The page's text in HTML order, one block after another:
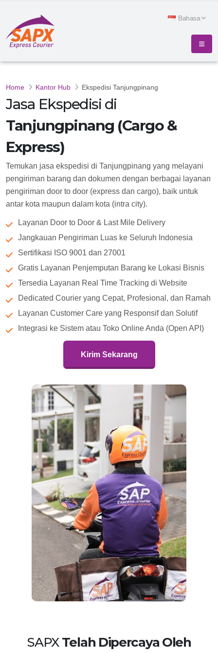
Bahasa
Home Kantor Hub Ekspedisi Tanjungpinang
Jasa Ekspedisi di
Tanjungpinang (Cargo &
Express)
Temukan jasa ekspedisi di Tanjungpinang yang melayani
pengiriman barang dan dokumen dengan berbagai layanan
pengiriman door to door (express dan cargo), baik untuk
antar kota maupun dalam kota (intra city).
Layanan Door to Door & Last Mile Delivery
Jangkauan Pengiriman Luas ke Seluruh Indonesia
Sertifikasi ISO 9001 dan 27001
Gratis Layanan Penjemputan Barang ke Lokasi Bisnis
Tersedia Layanan Real Time Tracking di Website
Dedicated Courier yang Cepat, Profesional, dan Ramah
Layanan Customer Care yang Responsif dan Solutif
Integrasi ke Sistem atau Toko Online Anda (Open API)
Kirim Sekarang
SAPXTelah Dipercaya Oleh